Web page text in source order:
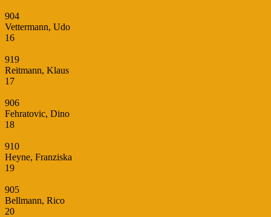
904
Vettermann, Udo
16
919
Reitmann, Klaus
17
906
Fehratovic, Dino
18
910
Heyne, Franziska
19
905
Bellmann, Rico
20